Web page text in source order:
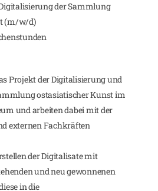
der Sammlung
(m/w/d)
Projekt der Digitalisierung und
ostasiatischer Kunst im
und arbeiten dabei mit der
externen Fachkräften
der Digitalisate mit
und neu gewonnenen
in die